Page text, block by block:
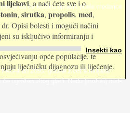
da će krušku oprašiti pčele medarice
Insekti kao
a do 2050. godine život 9 milijardi
ugrožen zbog gladi. Nadu (možda) nude
lijekovi, a naći ćete sve i o
, sirutka, propolis, med,
Opisi bolesti i mogući načini
su isključivo informiranju i
opće populacije, te
liječničku dijagnozu ili liječenje.